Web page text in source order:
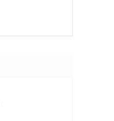
obchodu je 5 z 5 hvězdiček.